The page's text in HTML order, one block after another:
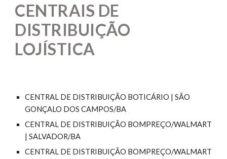
CENTRAIS DE
DISTRIBUIÇÃO
LOJÍSTICA
CENTRAL DE DISTRIBUIÇÃO BOTICÁRIO | SÃO
GONÇALO DOS CAMPOS/BA
CENTRAL DE DISTRIBUIÇÃO BOMPREÇO/WALMART
| SALVADOR/BA
CENTRAL DE DISTRIBUIÇÃO BOMPREÇO/WALMART